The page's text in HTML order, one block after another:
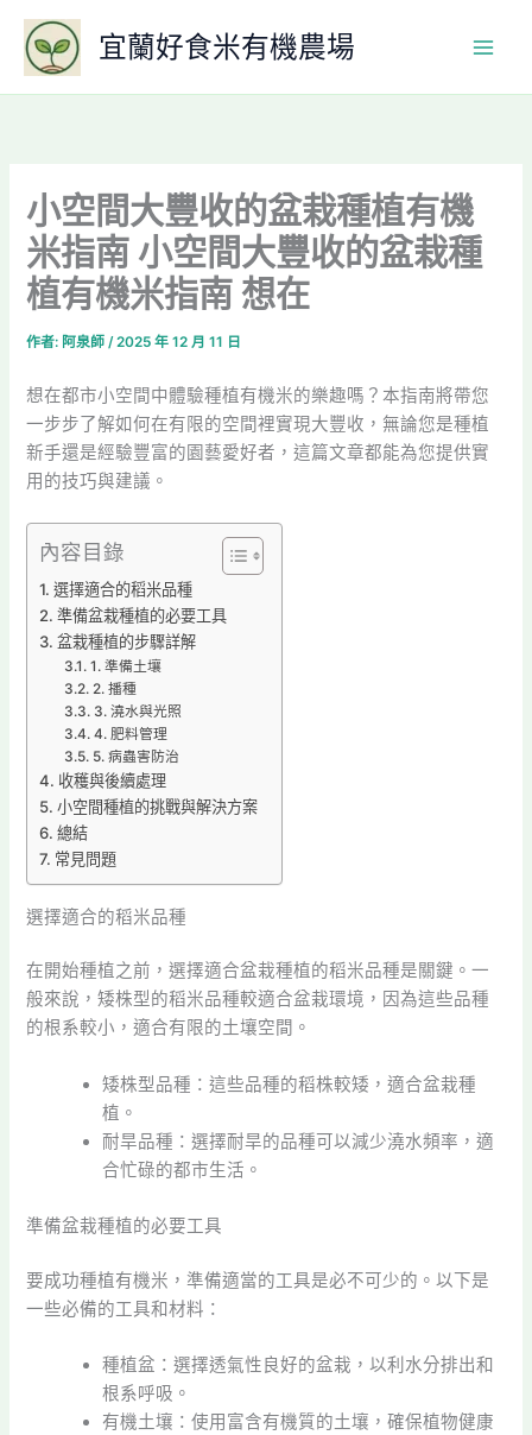
要
宜蘭好食米有機農場
小空間大豐收的盆栽種植有機
米指南 小空間大豐收的盆栽種
植有機米指南 想在
作者: 阿泉師/2025 年 12 月 11 日
想在都市小空間中體驗種植有機米的樂趣嗎？本指南將帶您
一步步了解如何在有限的空間裡實現大豐收，無論您是種植
新手還是經驗豐富的園藝愛好者，這篇文章都能為您提供實
用的技巧與建議。
內容目錄
選擇適合的稻米品種
準備盆栽種植的必要工具
盆栽種植的步驟詳解
1. 準備土壤
2. 播種
3. 澆水與光照
4. 肥料管理
5. 病蟲害防治
收穫與後續處理
小空間種植的挑戰與解決方案
總結
常見問題
選擇適合的稻米品種
在開始種植之前，選擇適合盆栽種植的稻米品種是關鍵。一
般來說，矮株型的稻米品種較適合盆栽環境，因為這些品種
的根系較小，適合有限的土壤空間。
矮株型品種：這些品種的稻株較矮，適合盆栽種
植。
耐旱品種：選擇耐旱的品種可以減少澆水頻率，適
合忙碌的都市生活。
準備盆栽種植的必要工具
要成功種植有機米，準備適當的工具是必不可少的。以下是
一些必備的工具和材料：
種植盆：選擇透氣性良好的盆栽，以利水分排出和
根系呼吸。
有機土壤：使用富含有機質的土壤，確保植物健康